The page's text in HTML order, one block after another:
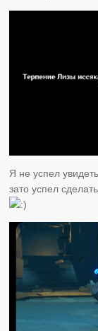
Я не успел
зато успел